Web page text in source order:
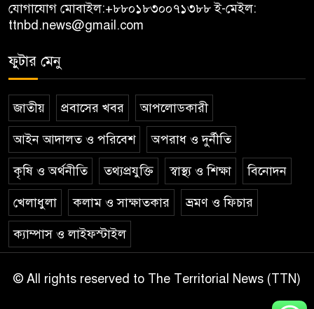
যোগাযোগ মোবাইল:+৮৮০১৮৩০০৭১৩৮৮ই-মেইল:
ttnbd.news@gmail.com
ফুটার মেনু
জাতীয় প্রবাসের খবর আপলোডকারী
আইন আদালত ও পরিবেশ অপরাধ ও দুর্নীতি
কৃষি ও অর্থনীতি তথ্যপ্রযুক্তি স্বাস্থ্য ও শিক্ষা বিনোদন
খেলাধুলা কলাম ও সাক্ষাতকার ভ্রমণ ও ফিচার
ক্যাম্পাস ও লাইফস্টাইল
© All rights reserved to The Territorial News (TTN)